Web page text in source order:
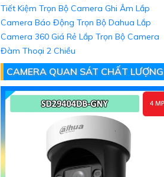
Tiết Kiệm Trọn Bộ Camera Ghi Âm Lắp
Camera Báo Động Trọn Bộ Dahua Lắp
Camera 360 Giá Rẻ Lắp Trọn Bộ Camera
Đàm Thoại 2 Chiều
CAMERA QUAN SÁT CHẤT LƯỢNG